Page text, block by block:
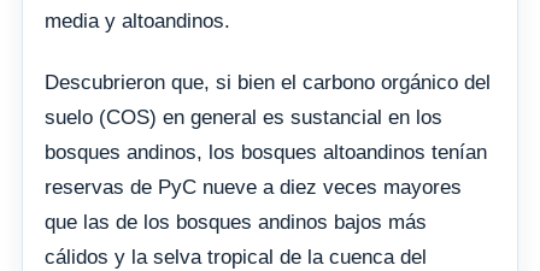
media y altoandinos.
Descubrieron que, si bien el carbono orgánico del
suelo (COS) en general es sustancial en los
bosques andinos, los bosques altoandinos tenían
reservas de PyC nueve a diez veces mayores
que las de los bosques andinos bajos más
cálidos y la selva tropical de la cuenca del